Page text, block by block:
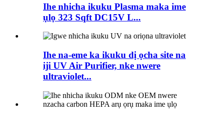
Ihe nhicha ikuku Plasma maka ime
ụlọ 323 Sqft DC15V L...
Ihe na-eme ka ikuku dị ọcha site na
iji UV Air Purifier, nke nwere
ultraviolet...